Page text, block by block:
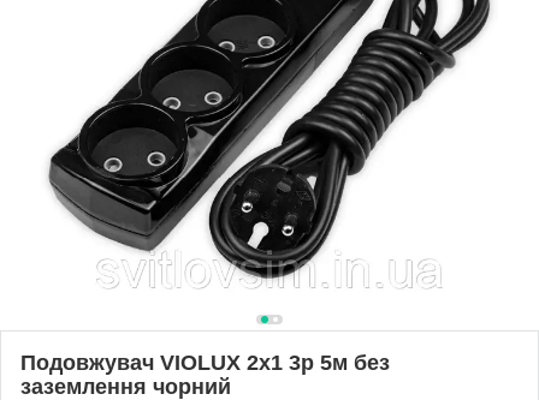
Подовжувач VIOLUX 2х1 3p 5м без
заземлення чорний